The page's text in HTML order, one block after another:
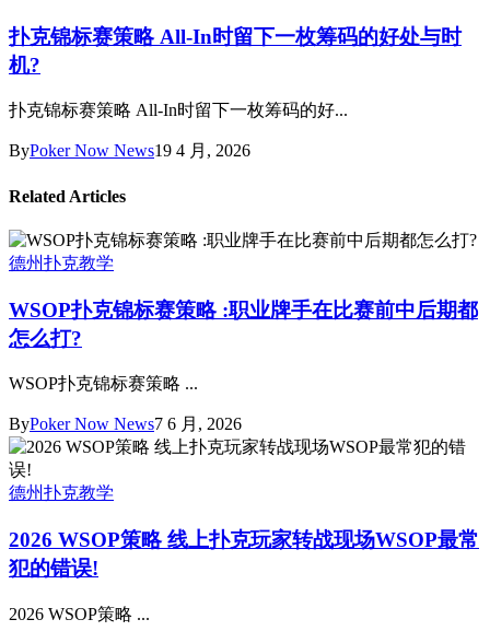
扑克锦标赛策略 All-In时留下一枚筹码的好处与时
机?
扑克锦标赛策略 All-In时留下一枚筹码的好...
ByPoker Now News19 4 月, 2026
Related Articles
德州扑克教学
WSOP扑克锦标赛策略 :职业牌手在比赛前中后期都
怎么打?
WSOP扑克锦标赛策略 ...
ByPoker Now News7 6 月, 2026
德州扑克教学
2026 WSOP策略 线上扑克玩家转战现场WSOP最常
犯的错误!
2026 WSOP策略 ...